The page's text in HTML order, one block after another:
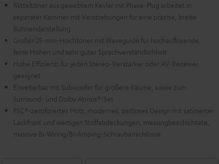
Mitteltöner aus gewebtem Kevlar mit Phase-Plug arbeitet in
separater Kammer mit Verstrebungen für eine präzise, breite
Bühnendarstellung
Großer 25-mm-Hochtöner mit Waveguide für hochauflösende,
feine Höhen und sehr guter Sprachverständlichkeit
Hohe Effizienz: für jeden Stereo-Verstärker oder AV-Receiver
geeignet
Erweiterbar mit Subwoofer für größere Räume, sowie zum
Surround- und Dolby Atmos®-Set
FSC®-zertifiziertes Holz, modernes, zeitloses Design mit satinierter
Lackfront und wertigen Stoffabdeckungen, messingbeschichtete,
massive Bi-Wiring/Bi-Amping-Schraubanschlüsse